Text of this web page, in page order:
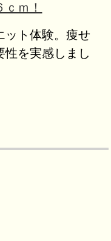
ｍ！
ット体験。痩せ
性を実感しまし